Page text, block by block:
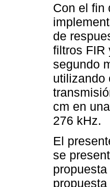
Con el fin
de
filtros FIR
segundo
utilizando
cm en
276 kHz.
El
se